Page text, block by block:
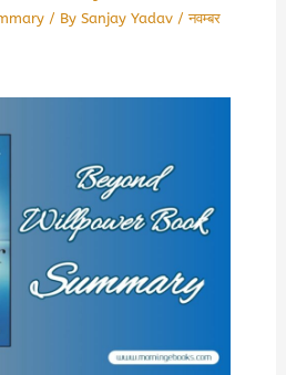
/ By Sanjay Yadav /नवम्बर